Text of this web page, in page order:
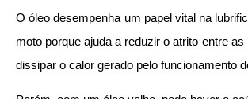
O óleo desempenha um papel vital na
moto porque ajuda a reduzir o atrito entre
dissipar o calor gerado pelo funcionamento